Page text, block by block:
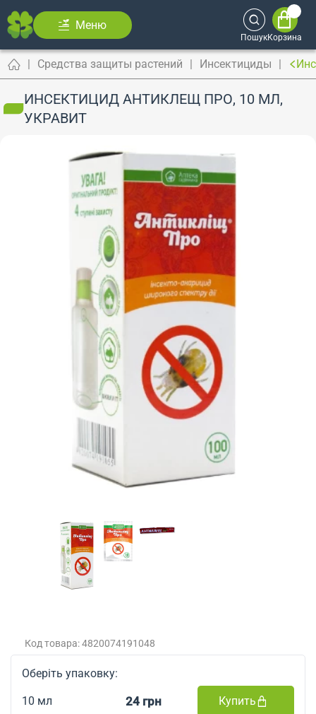
Меню
ПошукКорзина
Средства защиты растений Инсектициды
ИНСЕКТИЦИД АНТИКЛЕЩ ПРО, 10 МЛ,
УКРАВИТ
Код товара: 4820074191048
Оберіть упаковку:
10 мл 24 грн Купить